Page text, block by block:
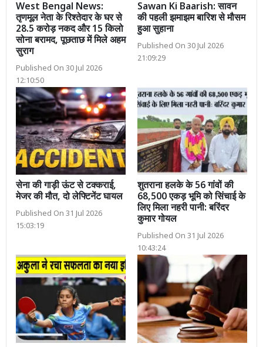
West Bengal News:
तृणमूल नेता के रिश्तेदार के घर से
28.5 करोड़ नकद और 15 किलो
सोना बरामद, पूछताछ में मिले अहम
सुराग
Published On 30 Jul 2026
12:10:50
Sawan Ki Baarish: सावन
की पहली झमाझम बारिश से मौसम
हुआ सुहाना
Published On 30 Jul 2026
21:09:29
सेना की गाड़ी ऊंट से टक्कराई,
मेजर की मौत, दो लेफ्टिनेंट घायल
Published On 31 Jul 2026
15:03:19
शुतराना हलके के 56 गांवों की
68,500 एकड़ भूमि को सिंचाई के
लिए मिला नहरी पानी: बरिंदर
कुमार गोयल
Published On 31 Jul 2026
10:43:24